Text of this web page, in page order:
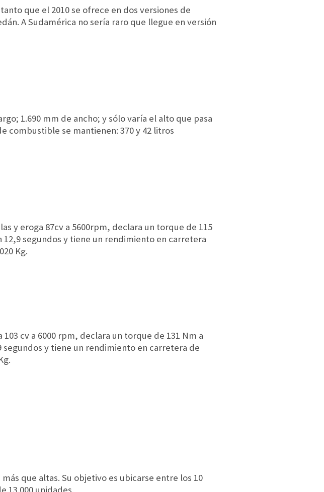
que el 2010 se ofrece en dos versiones de
A Sudamérica no sería raro que llegue en versión
1.690 mm de ancho; y sólo varía el alto que pasa
combustible se mantienen: 370 y 42 litros
y eroga 87cv a 5600rpm, declara un torque de 115
12,9 segundos y tiene un rendimiento en carretera
Kg.
cv a 6000 rpm, declara un torque de 131 Nm a
segundos y tiene un rendimiento en carretera de
que altas. Su objetivo es ubicarse entre los 10